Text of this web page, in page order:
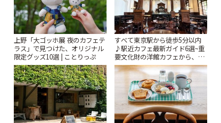
上野「大ゴッホ展 夜のカフェテ
ラス」で見つけた、オリジナル
限定グッズ10選 | ことりっぷ
すべて東京駅から徒歩5分以内
♪駅近カフェ最新ガイド6選~重
要文化財の洋館カフェから、改
札すぐのレトロ喫茶まで~ | こと
りっぷ